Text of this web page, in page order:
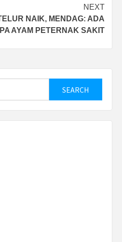
NEXT
NAIK, MENDAG: ADA
AYAM PETERNAK SAKIT